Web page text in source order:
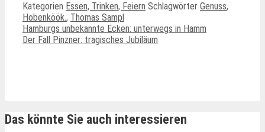
Kategorien Essen, Trinken, Feiern Schlagwörter Genuss,
Hobenköök., Thomas Sampl
Hamburgs unbekannte Ecken: unterwegs in Hamm
Der Fall Pinzner: tragisches Jubiläum
Das könnte Sie auch interessieren